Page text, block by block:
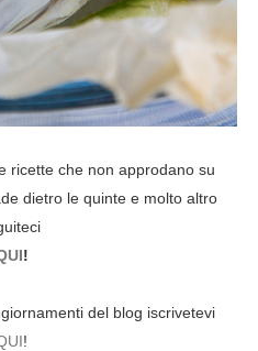
ricette che non approdano su
dietro le quinte e molto altro
UI!
del blog iscrivetevi
!